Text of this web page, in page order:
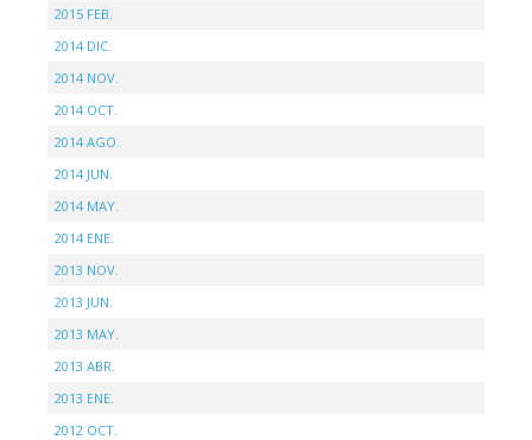
2015 FEB.
2014 DIC.
2014 NOV.
2014 OCT.
2014 AGO.
2014 JUN.
2014 MAY.
2014 ENE.
2013 NOV.
2013 JUN.
2013 MAY.
2013 ABR.
2013 ENE.
2012 OCT.